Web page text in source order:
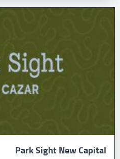
Park Sight New Capital